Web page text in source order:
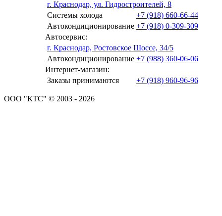
г. Краснодар, ул. Гидростроителей, 8
Системы холода
+7 (918) 660-66-44
Автокондиционирование +7 (918) 0-309-309
Автосервис:
г. Краснодар, Ростовское Шоссе, 34/5
Автокондиционирование +7 (988) 360-06-06
Интернет-магазин:
Заказы принимаются
+7 (918) 960-96-96
ООО "КТС" © 2003 - 2026